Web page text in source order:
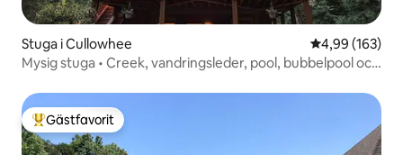
Stuga i Cullowhee 4,99 av 5 i
4,99 (163)
Mysig stuga • Creek, vandringsleder, pool, bubbelpool och
Populär gästfavorit
Gästfavorit